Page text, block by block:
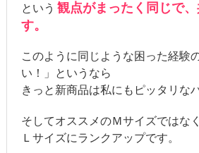
という 観点がまったく同じで
す。
このように同じような困った経験
い！」というなら
きっと新商品は私にもピッタリな
そしてオススメのＭサイズではなく
Ｌサイズにランクアップです。